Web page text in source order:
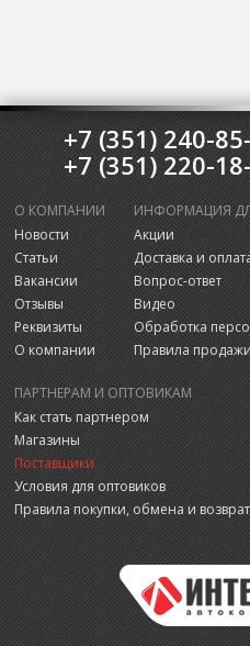
+7 (351) 240-
+7 (351) 220-
О КОМПАНИИ
Новости
Статьи
Вакансии
Отзывы
Реквизиты
О компании
ИНФОРМАЦИЯ
Акции
Доставка и
Вопрос-ответ
Видео
Обработка
Правила
ПАРТНЕРАМ И ОПТОВИКАМ
Как стать партнером
Магазины
Поставщики
Условия для оптовиков
Правила покупки, обмена и